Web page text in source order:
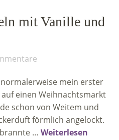
mit Vanille und
mein erster
einen Weihnachtsmarkt
schon von Weitem und
förmlich angelockt.
… Weiterlesen